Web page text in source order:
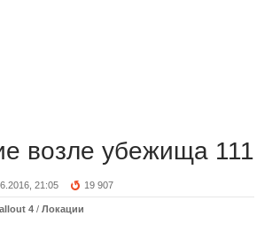
возле убежища 111
21:05 19 907
4 / Локации